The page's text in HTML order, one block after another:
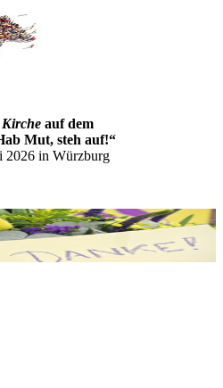
auf dem
Mut, steh auf!“
2026 in Würzburg